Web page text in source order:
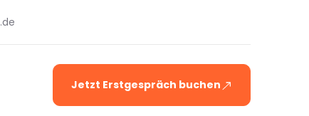
Jetzt Erstgespräch buchen